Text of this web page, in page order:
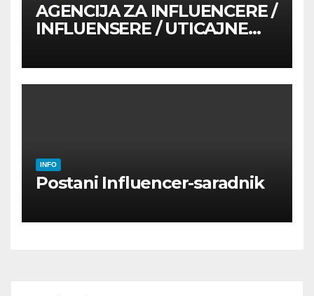
AGENCIJA ZA INFLUENCERE /
INFLUENSERE / UTICAJNE
INFO
Postani Influencer-saradnik